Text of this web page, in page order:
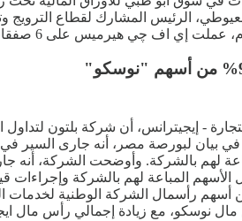
الرئيس المشارك لقطاع
و7 صفقات في أسواق الدين، و10 صفقات في أسواق رأس المال في المنطقة".
في بيان لبورصة مصر، أنه
لهم بالشركة. وأوضحت الشركة،
ايجيترانس على نسبة 99.9% من أسهم رأسمال